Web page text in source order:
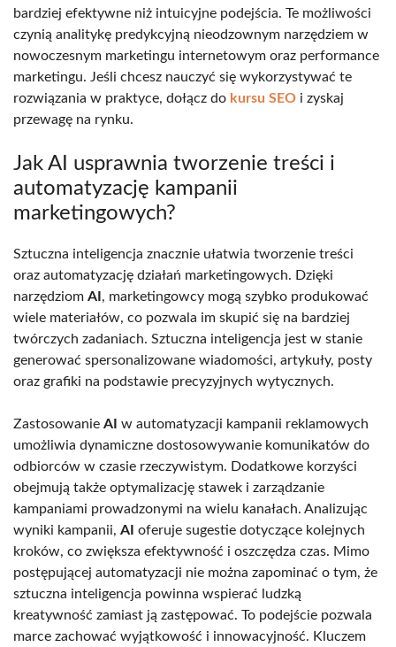
bardziej efektywne niż intuicyjne podejścia. Te możliwości
czynią analitykę predykcyjną nieodzownym narzędziem w
nowoczesnym marketingu internetowym oraz performance
marketingu. Jeśli chcesz nauczyć się wykorzystywać te
rozwiązania w praktyce, dołącz do kursu SEO i zyskaj
przewagę na rynku.
Jak AI usprawnia tworzenie treści i
automatyzację kampanii
marketingowych?
Sztuczna inteligencja znacznie ułatwia tworzenie treści
oraz automatyzację działań marketingowych. Dzięki
narzędziom AI , marketingowcy mogą szybko produkować
wiele materiałów, co pozwala im skupić się na bardziej
twórczych zadaniach. Sztuczna inteligencja jest w stanie
generować spersonalizowane wiadomości, artykuły, posty
oraz grafiki na podstawie precyzyjnych wytycznych.
Zastosowanie AI w automatyzacji kampanii reklamowych
umożliwia dynamiczne dostosowywanie komunikatów do
odbiorców w czasie rzeczywistym. Dodatkowe korzyści
obejmują także optymalizację stawek i zarządzanie
kampaniami prowadzonymi na wielu kanałach. Analizując
wyniki kampanii, AI oferuje sugestie dotyczące kolejnych
kroków, co zwiększa efektywność i oszczędza czas. Mimo
postępującej automatyzacji nie można zapominać o tym, że
sztuczna inteligencja powinna wspierać ludzką
kreatywność zamiast ją zastępować. To podejście pozwala
marce zachować wyjątkowość i innowacyjność. Kluczem